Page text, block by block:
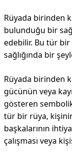
Rüyada birinden
bulunduğu bir
edebilir. Bu tür
sağlığında bir
Rüyada birinden
gücünün veya
gösteren
tür bir rüya,
başkalarının
çalışması veya